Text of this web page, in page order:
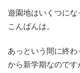
遊園地はいくつにな
こんばんは。
あっという間に終
から新学期なので